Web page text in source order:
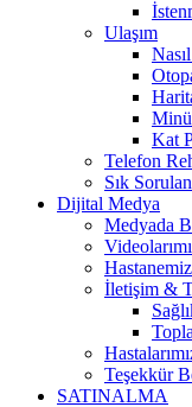
Ulaşım
Kat
Telefon
Sık
Dijital Medya
Medyada
İletişim &
Teşekkür
SATINALMA